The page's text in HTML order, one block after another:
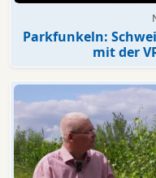
Parkfunkeln:
mit der